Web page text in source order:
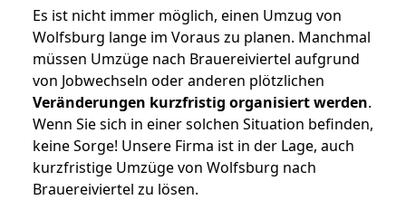
Es ist nicht immer möglich, einen Umzug von
Wolfsburg lange im Voraus zu planen. Manchmal
müssen Umzüge nach Brauereiviertel aufgrund
von Jobwechseln oder anderen plötzlichen
Veränderungen kurzfristig organisiert werden.
Wenn Sie sich in einer solchen Situation befinden,
keine Sorge! Unsere Firma ist in der Lage, auch
kurzfristige Umzüge von Wolfsburg nach
Brauereiviertel zu lösen.